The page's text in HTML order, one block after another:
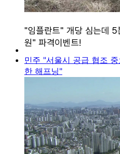
민주 "서울시 공급 협조
한 해프닝"